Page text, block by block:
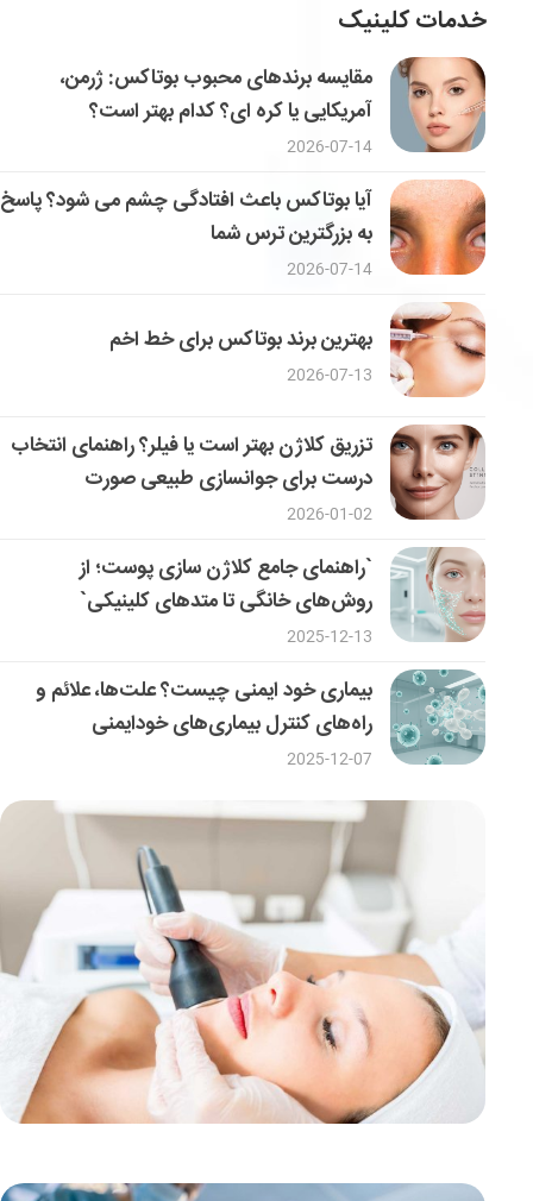
خدمات کلینیک
مقایسه برندهای محبوب بوتاکس: ژرمن،
آمریکایی یا کره ای؟ کدام بهتر است؟
2026-07-14
آیا بوتاکس باعث افتادگی چشم می شود؟ پاسخ
به بزرگترین ترس شما
2026-07-14
بهترین برند بوتاکس برای خط اخم
2026-07-13
تزریق کلاژن بهتر است یا فیلر؟ راهنمای انتخاب
درست برای جوانسازی طبیعی صورت
2026-01-02
`راهنمای جامع کلاژن سازی پوست؛ از
روش‌های خانگی تا متدهای کلینیکی`
2025-12-13
بیماری خود ایمنی چیست؟ علت‌ها، علائم و
راه‌های کنترل بیماری‌های خودایمنی
2025-12-07